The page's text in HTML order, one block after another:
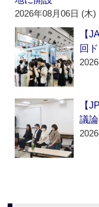
2026年08月06日 (木)
【
回
【
議